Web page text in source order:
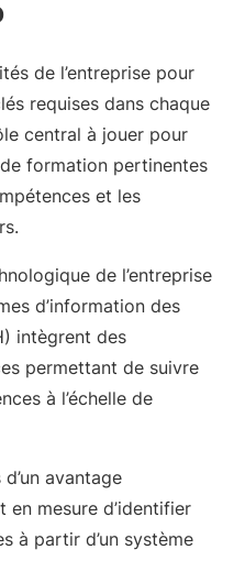
de l’entreprise pour
requises dans chaque
central à jouer pour
formation pertinentes
et les
de l’entreprise
d’information des
intègrent des
permettant de suivre
à l’échelle de
avantage
en mesure d’identifier
à partir d’un système